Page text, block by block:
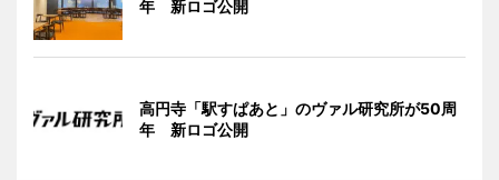
年 新ロゴ公開
高円寺「駅すぱあと」のヴァル研究所が50周
年 新ロゴ公開